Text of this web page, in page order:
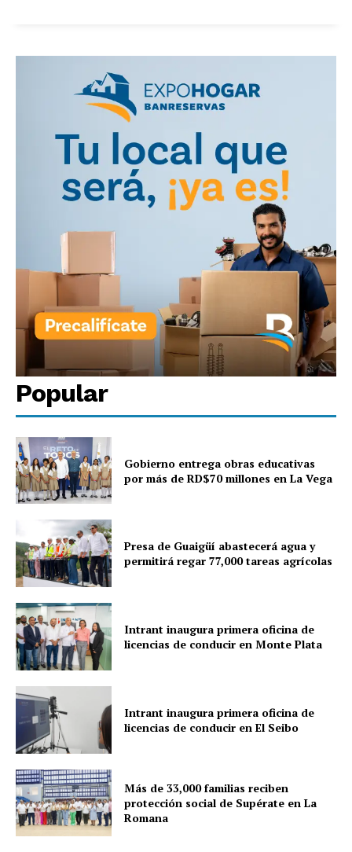
Popular
Gobierno entrega obras educativas
por más de RD$70 millones en La Vega
Presa de Guaigüí abastecerá agua y
permitirá regar 77,000 tareas agrícolas
Intrant inaugura primera oficina de
licencias de conducir en Monte Plata
Intrant inaugura primera oficina de
licencias de conducir en El Seibo
Más de 33,000 familias reciben
protección social de Supérate en La
Romana